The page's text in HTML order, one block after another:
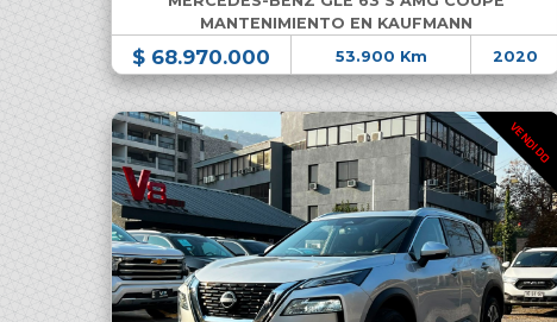
MANTENIMIENTO EN KAUFMANN
$ 68.970.000 53.900 Km 2020
VENDIDO